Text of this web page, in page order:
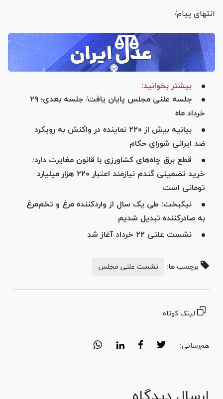
انتهای پیام/
بیشتر بخوانید:
جلسه علنی مجلس پایان یافت/ جلسه بعدی؛ ۲۹
خرداد ماه
بیانیه بیش از ۲۲۰ نماینده در واکنش به رویکرد
ضد ایرانی شورای حکام
قطع برق چاه‌های کشاورزی با قانون مغایرت دارد/
خرید تضمینی گندم نیازمند اعتبار ۲۲۰ هزار میلیارد
تومانی است
نیکبخت: طی یک سال از واردکننده مرغ و تخم‌مرغ
به صادرکننده تبدیل شدیم
نشست علنی ۲۲ خرداد آغاز شد
برچسب ها: نشست علنی مجلس
لینک کوتاه
هم‌رسانی: